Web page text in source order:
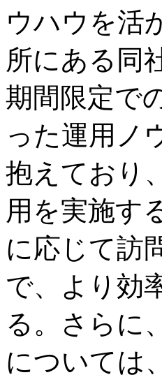
ウハウを活
所にある同
期間限定で
った運用ノ
抱えており
用を実施す
に応じて訪
で、より効
る。さらに
については